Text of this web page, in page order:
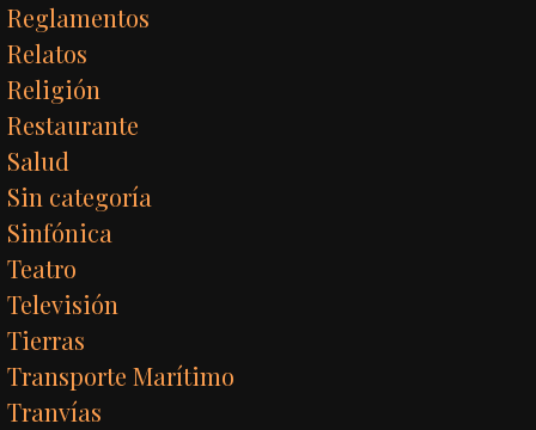
Reglamentos
Relatos
Religión
Restaurante
Salud
Sin categoría
Sinfónica
Teatro
Televisión
Tierras
Transporte Marítimo
Tranvías